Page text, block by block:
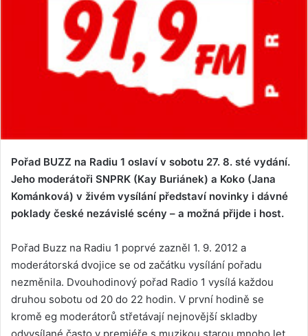
Pořad BUZZ na Radiu 1 oslaví v sobotu 27. 8. sté vydání.
Jeho moderátoři SNPRK (Kay Buriánek) a Koko (Jana
Kománková) v živém vysílání představí novinky i dávné
poklady české nezávislé scény – a možná přijde i host.
Pořad Buzz na Radiu 1 poprvé zazněl 1. 9. 2012 a
moderátorská dvojice se od začátku vysílání pořadu
nezměnila. Dvouhodinový pořad Radio 1 vysílá každou
druhou sobotu od 20 do 22 hodin. V první hodině se
kromě eg moderátorů střetávají nejnovější skladby